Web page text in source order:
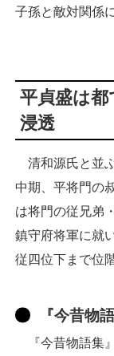
子孫と敵対関係
平貞盛は都
浸透
清和源氏と並
中期、平将門の
は将門の従兄弟
鎮守府将軍に就
従四位下まで位
『今昔物
『今昔物語集